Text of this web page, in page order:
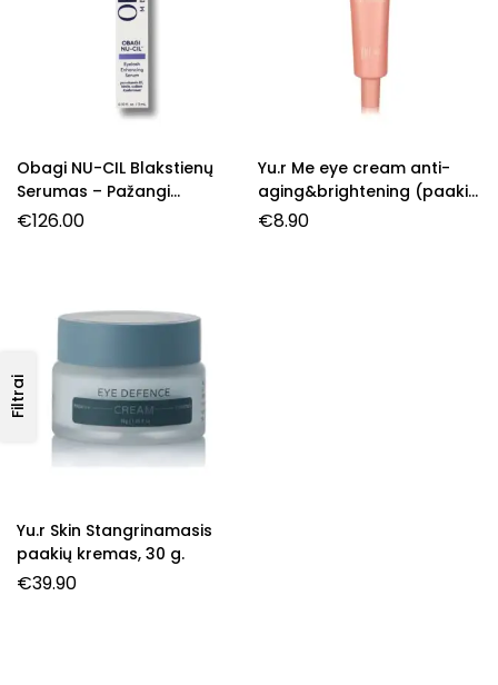
Filtrai
Obagi NU-CIL Blakstienų
Serumas – Pažangi
Technologija Ilgesnėms ir
€126.00
Yu.r Me eye cream anti-
aging&brightening (paakių
kremas)
€8.90
Yu.r Skin Stangrinamasis
paakių kremas, 30 g.
€39.90